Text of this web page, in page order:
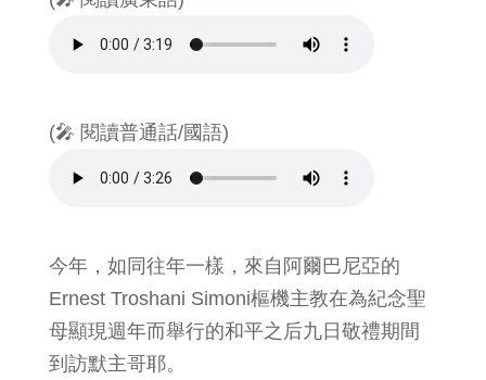
(🎤 閱讀普通話/國語)
今年，如同往年一樣，來自阿爾巴尼亞的
Ernest Troshani Simoni樞機主教在為紀念聖
母顯現週年而舉行的和平之后九日敬禮期間
到訪默主哥耶。